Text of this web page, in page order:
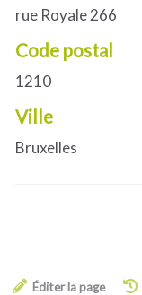
rue Royale 266
Code postal
1210
Ville
Bruxelles
Éditer la page